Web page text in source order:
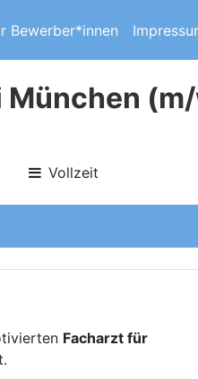
Bewerber*innen
München
Vollzeit
Facharzt für